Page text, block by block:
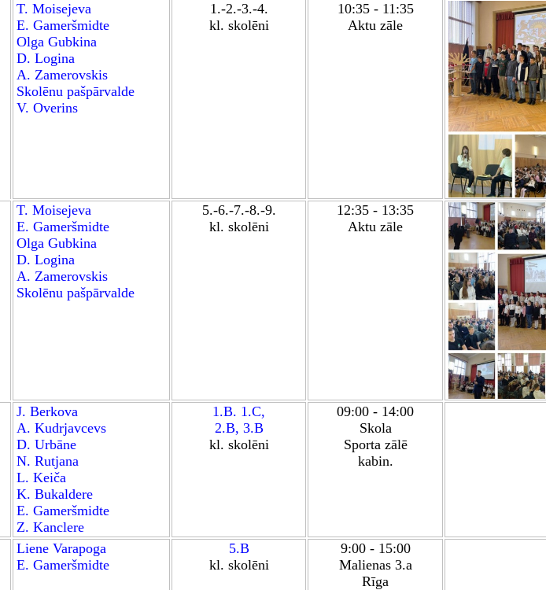
T. Moisejeva
E. Gameršmidte
Olga Gubkina
D. Logina
A. Zamerovskis
Skolēnu pašpārvalde
V. Overins
1.-2.-3.-4.
kl. skolēni
10:35 - 11:35
Aktu zāle
T. Moisejeva
E. Gameršmidte
Olga Gubkina
D. Logina
A. Zamerovskis
Skolēnu pašpārvalde
5.-6.-7.-8.-9.
kl. skolēni
12:35 - 13:35
Aktu zāle
J. Berkova
A. Kudrjavcevs
D. Urbāne
N. Rutjana
L. Keiča
K. Bukaldere
E. Gameršmidte
Z. Kanclere
1.B. 1.C,
2.B, 3.B
kl. skolēni
09:00 - 14:00
Skola
Sporta zālē
kabin.
Liene Varapoga
E. Gameršmidte
5.B
kl. skolēni
9:00 - 15:00
Malienas 3.a
Rīga